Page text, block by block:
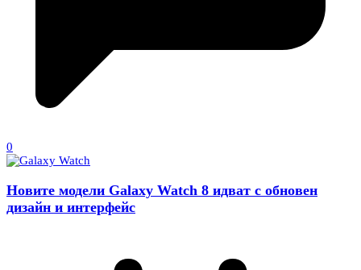
0
Новите модели Galaxy Watch 8 идват с обновен
дизайн и интерфейс